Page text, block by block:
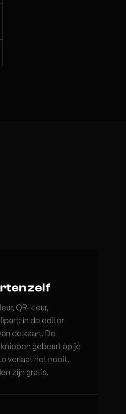
zelf
QR-kleur,
in de editor
de kaart. De
gebeurt op je
verlaat het nooit.
zijn gratis.